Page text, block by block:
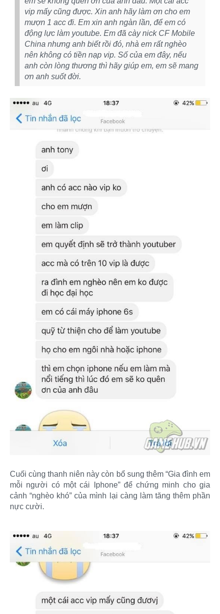
vip mấy cũng được. Xin anh hãy làm ơn cho em
mượn 1 acc đi. Em xin anh ngàn lần, để em có
động lực làm youtube. Em đã cày nick CF Mobile
China nhưng anh biết rồi đó, nhà em rất nghèo
nên không có tiền nạp vip. Số của em đây, nếu
anh còn lòng thương thì hãy giúp em, em sẽ mang
ơn anh suốt đời.
Cuối cùng thanh niên này còn bổ sung thêm “Gia đình em
mỗi người có một cái Iphone” để chứng minh cho gia
cảnh “nghèo khó” của mình lại càng làm tăng thêm phần
nực cười.